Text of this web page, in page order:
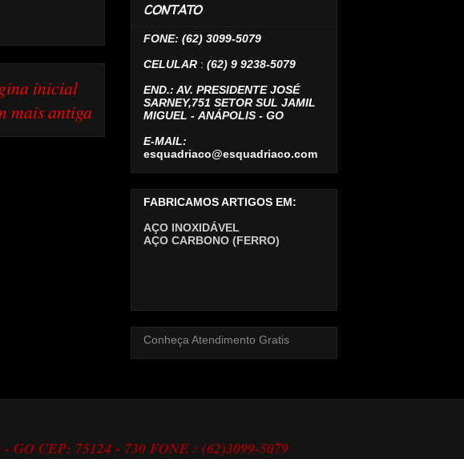
mais antiga
inicial
CONTATO
FONE: (62) 3099-5079
CELULAR : (62) 9 9238-5079
END.: AV. PRESIDENTE JOSÉ
SARNEY,751 SETOR SUL JAMIL
MIGUEL - ANÁPOLIS - GO
E-MAIL:
esquadriaco@esquadriaco.com
FABRICAMOS ARTIGOS EM:
AÇO INOXIDÁVEL
AÇO CARBONO (FERRO)
Conheça Atendimento Gratis
GO CEP: 75124 - 730 FONE : (62)3099-5079